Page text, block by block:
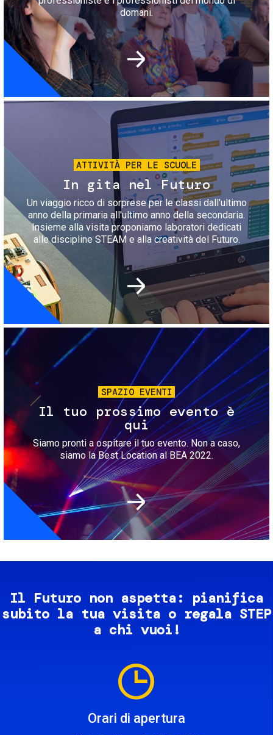
domani.
Immagine
ATTIVITÀ PER LE SCUOLE
In gita nel Futuro
Un viaggio ricco di sorprese per le classi dall'ultimo
anno della primaria all'ultimo anno della secondaria.
Insieme alla visita proponiamo laboratori dedicati
alle discipline STEAM e alla creatività del Futuro.
Immagine
SPAZIO EVENTI
Il tuo prossimo evento è
qui
Siamo pronti a ospitare il tuo evento. Non a caso,
siamo la Best Location al BEA 2022.
Il Futuro non aspetta: pianifica
subito la tua visita o regala STEP
a chi vuoi!
Orari di apertura